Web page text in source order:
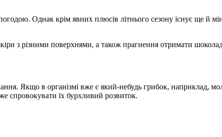
Однак крім явних плюсів літнього сезону існує ще й
з різними поверхнями, а також прагнення отримати
Якщо в організмі вже є який-небудь грибок, наприклад,
спровокувати їх бурхливий розвиток.